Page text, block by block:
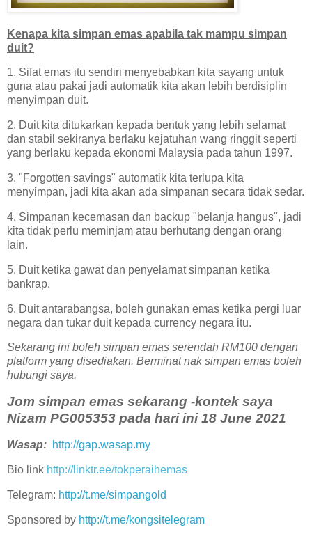
Kenapa kita simpan emas apabila tak mampu simpan
duit?
1. Sifat emas itu sendiri menyebabkan kita sayang untuk
guna atau pakai jadi automatik kita akan lebih berdisiplin
menyimpan duit.
2. Duit kita ditukarkan kepada bentuk yang lebih selamat
dan stabil sekiranya berlaku kejatuhan wang ringgit seperti
yang berlaku kepada ekonomi Malaysia pada tahun 1997.
3. "Forgotten savings" automatik kita terlupa kita
menyimpan, jadi kita akan ada simpanan secara tidak sedar.
4. Simpanan kecemasan dan backup "belanja hangus", jadi
kita tidak perlu meminjam atau berhutang dengan orang
lain.
5. Duit ketika gawat dan penyelamat simpanan ketika
bankrap.
6. Duit antarabangsa, boleh gunakan emas ketika pergi luar
negara dan tukar duit kepada currency negara itu.
Sekarang ini boleh simpan emas serendah RM100 dengan
platform yang disediakan. Berminat nak simpan emas boleh
hubungi saya.
Jom simpan emas sekarang -kontek saya
Nizam PG005353 pada hari ini 18 June 2021
Wasap: http://gap.wasap.my
Bio link http://linktr.ee/tokperaihemas
Telegram: http://t.me/simpangold
Sponsored by http://t.me/kongsitelegram